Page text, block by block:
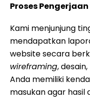
Proses
Kami menjunjung
mendapatkan
website secara
wireframing,
Anda memiliki
masukan agar hasil